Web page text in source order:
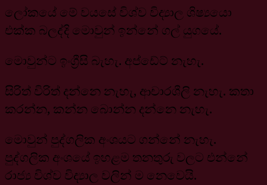
ලෝකයේ මේ වයසේ විශ්ව විද්‍යාල ශිෂ්‍යයො
එක්ක බලද්දි මොවුන් ඉන්නේ ගල් යුගයේ.
මොවුන්ට ඉංග්‍රීසි බැහැ. අප්ඩේට් නැහැ.
සිරිත් විරිත් දන්නෙ නැහැ, ආචාරශීලි නැහැ. කතා
කරන්න, කන්න බොන්න දන්නෙ නැහැ.
මොවුන් පුද්ගලික අංශයට ගන්නේ නැහැ.
පුද්ගලික අංශයේ ඉහළම තනතුරු වලට එන්නේ
රාජ්‍ය විශ්ව විද්‍යාල වලින් ම නෙවෙයි.